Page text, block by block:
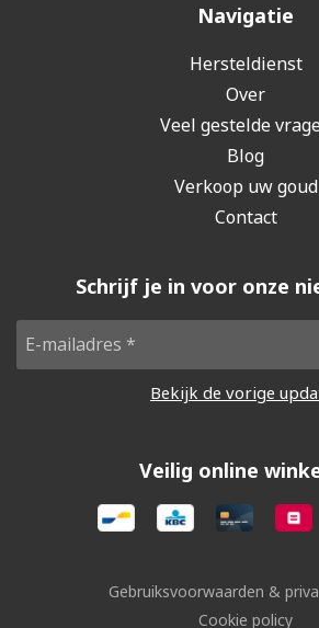
Navigatie
Hersteldienst
Over
Veel gestelde
Blog
Verkoop uw goud
Contact
Schrijf je in voor onze
Bekijk de vorige
Veilig online
Gebruiksvoorwaarden &
Cookie policy